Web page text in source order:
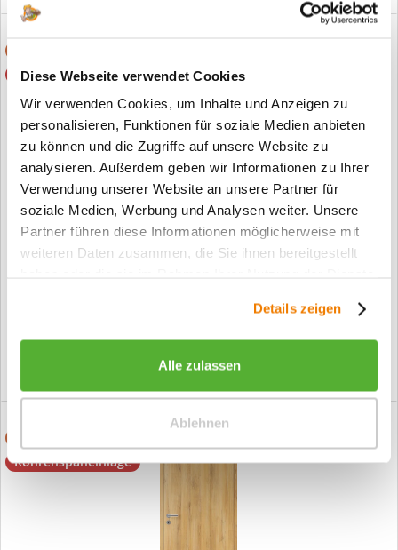
Diese Webseite verwendet Cookies
Wir verwenden Cookies, um Inhalte und Anzeigen zu
personalisieren, Funktionen für soziale Medien anbieten
zu können und die Zugriffe auf unsere Website zu
analysieren. Außerdem geben wir Informationen zu Ihrer
Verwendung unserer Website an unsere Partner für
soziale Medien, Werbung und Analysen weiter. Unsere
Partner führen diese Informationen möglicherweise mit
weiteren Daten zusammen, die Sie ihnen bereitgestellt
Details zeigen
Alle zulassen
Ablehnen
Röhrenspaneinlage
Stumpf einschlagende DURAT® Innentür Pino weiß...
Röhrenspaneinlage